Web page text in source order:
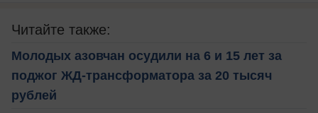
Читайте также:
Молодых азовчан осудили на 6 и 15 лет за
поджог ЖД-трансформатора за 20 тысяч
рублей